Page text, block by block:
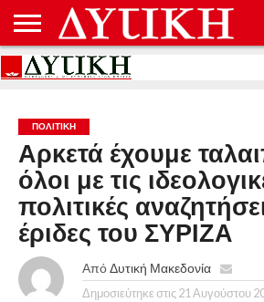
ΑΡΧΙΚΉ
ΕΠΙΚΟΙΝΩΝΊΑ
ΌΡΟΙ
ΠΡΟΣΤΑΣΊΑ
ΠΟΛΙΤΙΚΉ
Αρκετά έχουμε
όλοι με τις
πολιτικές
έριδες του ΣΥΡΙΖΑ
Από Δυτική Μακεδονία
Δημοσιεύτηκε στις 21 Αυγούστου